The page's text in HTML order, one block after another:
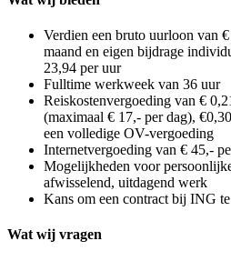
Verdien een bruto uurloon van
maand en eigen bijdrage
23,94 per uur
Fulltime werkweek van 36 uur
Reiskostenvergoeding van €
(maximaal € 17,- per dag),
een volledige OV-vergoeding
Internetvergoeding van € 45,-
Mogelijkheden voor
afwisselend, uitdagend werk
Kans om een contract bij ING
Wat wij vragen